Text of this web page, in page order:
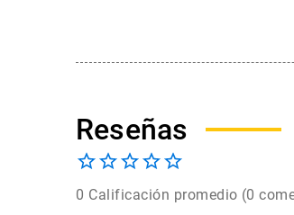
0 Calificación promedio (0